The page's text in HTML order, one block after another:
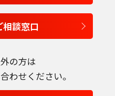
談窓口
の方は
わせください。